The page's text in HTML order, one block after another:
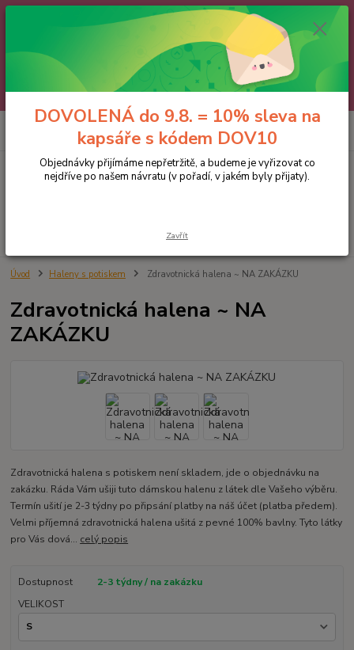
🌼 DOVOLENÁ do 9.8. 🌼
Jakmile se vrátíme, všechny objednávky, e-maily i telefonáty vyřídíme
postupně - v pořadí, v jakém nám přišly. Děkujeme za trpělivost.
A abychom vám čekání trochu zpříjemnili: doprava ZDARMA nad 700 Kč
a 10% sleva na kapsáře 😊 Slevový kód: DOV10
Menu
0
Úvod Haleny s potiskem Zdravotnická halena ~ NA ZAKÁZKU
Zdravotnická halena ~ NA
ZAKÁZKU
Zdravotnická halena s potiskem není skladem, jde o objednávku na
zakázku. Ráda Vám ušiji tuto dámskou halenu z látek dle Vašeho výběru.
Termín ušití je 2-3 týdny po připsání platby na náš účet (platba předem).
Velmi příjemná zdravotnická halena ušitá z pevné 100% bavlny. Tyto látky
pro Vás dová... celý popis
Dostupnost
2-3 týdny / na zakázku
VELIKOST
DOVOLENÁ do 9.8. = 10% sleva na
kapsáře s kódem DOV10
Objednávky přijímáme nepřetržitě, a budeme je vyřizovat co
nejdříve po našem návratu (v pořadí, v jakém byly přijaty).
Zavřít